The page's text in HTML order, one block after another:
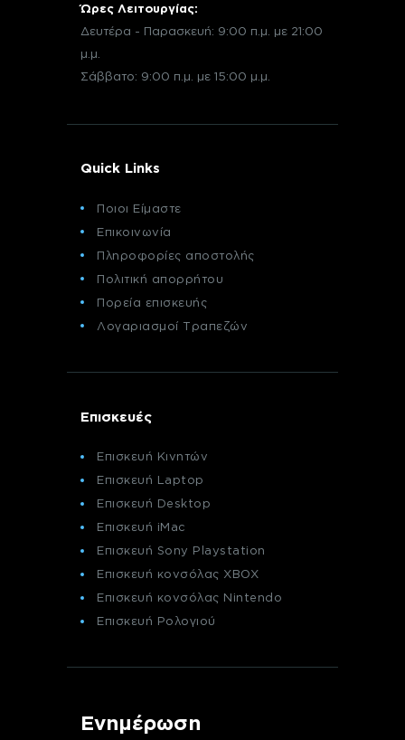
Ώρες Λειτουργίας:
Δευτέρα - Παρασκευή: 9:00 π.μ. με 21:00
μ.μ.
Σάββατο: 9:00 π.μ. με 15:00 μ.μ.
Quick Links
Ποιοι Είμαστε
Επικοινωνία
Πληροφορίες αποστολής
Πολιτική απορρήτου
Πορεία επισκευής
Λογαριασμοί Τραπεζών
Επισκευές
Επισκευή Κινητών
Επισκευή Laptop
Επισκευή Desktop
Επισκευή iMac
Επισκευή Sony Playstation
Επισκευή κονσόλας XBOX
Επισκευή κονσόλας Nintendo
Επισκευή Ρολογιού
Ενημέρωση